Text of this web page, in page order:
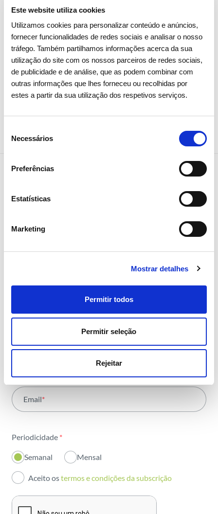
Este website utiliza cookies
Utilizamos cookies para personalizar conteúdo e anúncios,
fornecer funcionalidades de redes sociais e analisar o nosso
tráfego. Também partilhamos informações acerca da sua
utilização do site com os nossos parceiros de redes sociais,
de publicidade e de análise, que as podem combinar com
outras informações que lhes forneceu ou recolhidas por
estes a partir da sua utilização dos respetivos serviços.
Necessários
Preferências
Estatísticas
Marketing
Mostrar detalhes
Permitir todos
Permitir seleção
Rejeitar
Outeiro
Comunidades Locais
NEWSLETTER
operação,
tendências e notícias que
com toda a energia
Atividade
Institucional
Inovação
Investidores
Publicações
Email*
Periodicidade *
Semanal Mensal
Aceito ostermos e condições da subscrição